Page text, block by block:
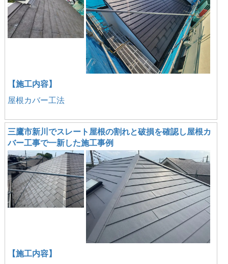
【施工内容】
屋根カバー工法
三鷹市新川でスレート屋根の割れと破損を確認し屋根カ
バー工事で一新した施工事例
【施工内容】